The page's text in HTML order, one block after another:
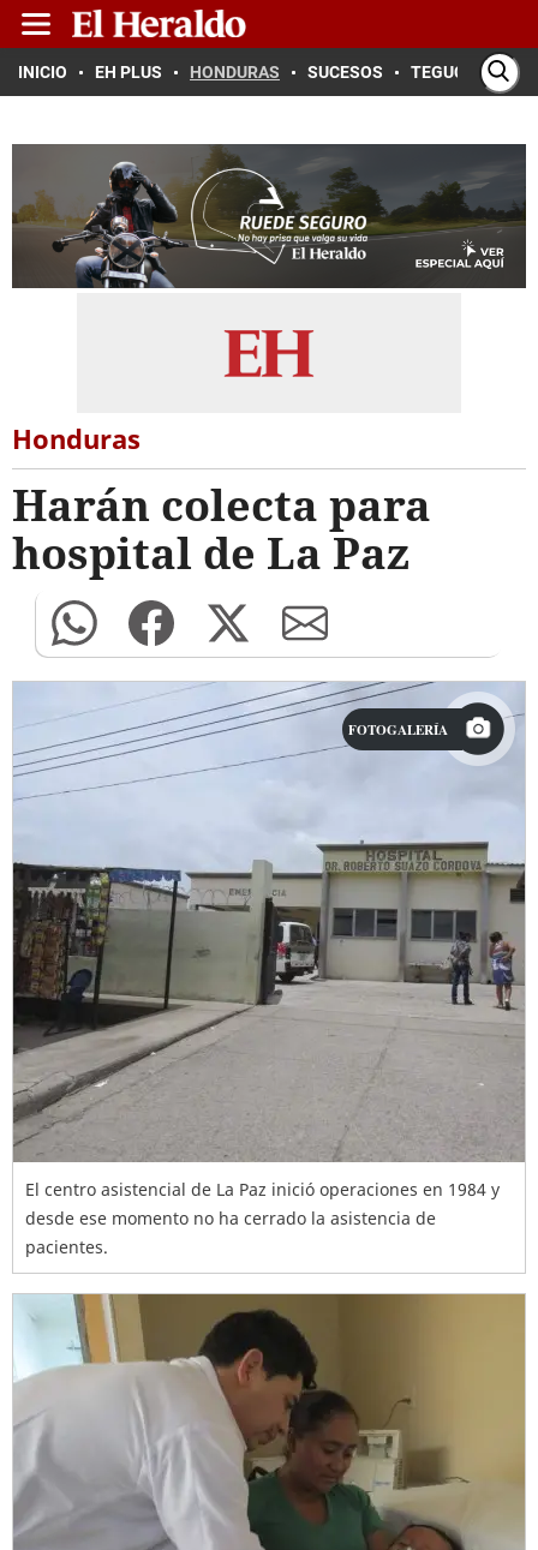
INICIO EH PLUS HONDURAS SUCESOS TEGUCIGALPA
Honduras
Harán colecta para
hospital de La Paz
FOTOGALERÍA
El centro asistencial de La Paz inició operaciones en 1984 y
desde ese momento no ha cerrado la asistencia de
pacientes.